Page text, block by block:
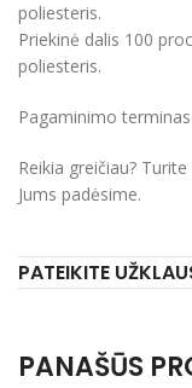
poliesteris.
Priekinė dalis 100
poliesteris.
Pagaminimo
Reikia greičiau?
Jums padėsime.
PATEIKITE
PANAŠŪS